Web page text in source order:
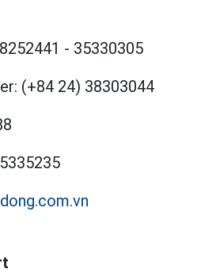
- 35330305
(+84 24) 38303044